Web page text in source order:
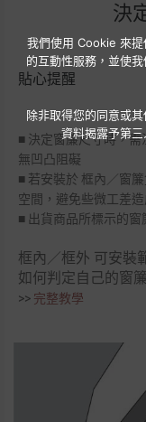
決
貼心提醒
■ 決定窗簾尺寸時，需
無凹凸阻礙
■ 若安裝於 框內／窗
空間，避免些微工差
■ 出貨商品所標示的
框內／框外 可安裝
如何判定自己的窗
>> 完整教學
我們使用 Cookie 來提
的互動性服務，並使
除非取得您的同意或
資料揭露予第